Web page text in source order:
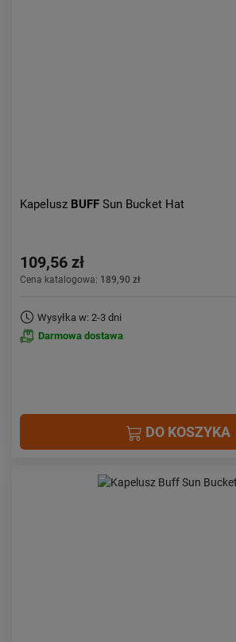
Kapelusz BUFF Sun Bucket Hat
109,56 zł
Cena katalogowa: 189,90 zł
Wysyłka w: 2-3 dni
Darmowa dostawa
DO KOSZYKA